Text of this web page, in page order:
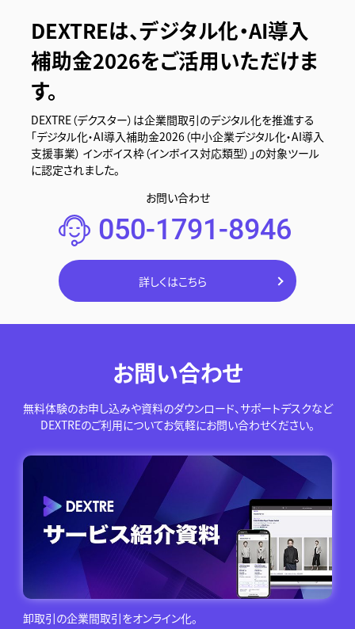
DEXTREは、デジタル化・AI導入
補助金2026をご活用いただけま
す。
DEXTRE（デクスター）は企業間取引のデジタル化を推進する
「デジタル化・AI導入補助金2026（中小企業デジタル化・AI導入
支援事業） インボイス枠（インボイス対応類型）」の対象ツール
に認定されました。
お問い合わせ
050-1791-8946
詳しくはこちら
お問い合わせ
無料体験のお申し込みや資料のダウンロード、サポートデスクなど
DEXTREのご利用についてお気軽にお問い合わせください。
卸取引の企業間取引をオンライン化。